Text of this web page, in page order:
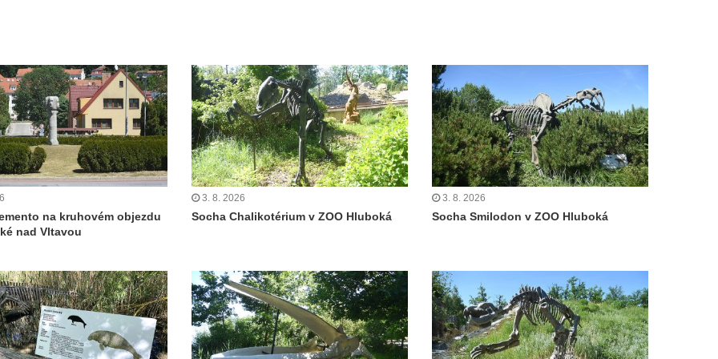
na kruhovém objezdu
nad Vltavou
3. 8. 2026
Socha Chalikotérium v ZOO Hluboká
3. 8. 2026
Socha Smilodon v ZOO Hluboká